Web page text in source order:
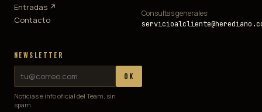
Entradas ↗
Contacto
Consultas generales:
NEWSLETTER
OK
Noticias e info oficial del Team, sin
spam.